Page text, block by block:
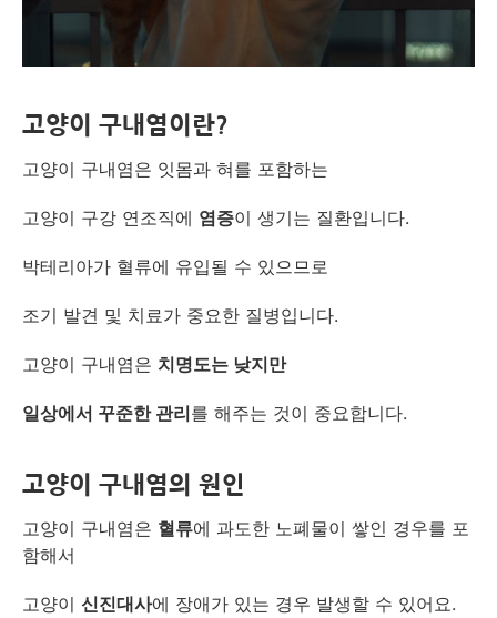
고양이 구내염이란?
고양이 구내염은 잇몸과 혀를 포함하는
고양이 구강 연조직에 염증이 생기는 질환입니다.
박테리아가 혈류에 유입될 수 있으므로
조기 발견 및 치료가 중요한 질병입니다.
고양이 구내염은 치명도는 낮지만
일상에서 꾸준한 관리를 해주는 것이 중요합니다.
고양이 구내염의 원인
고양이 구내염은 혈류에 과도한 노폐물이 쌓인 경우를 포
함해서
고양이 신진대사에 장애가 있는 경우 발생할 수 있어요.